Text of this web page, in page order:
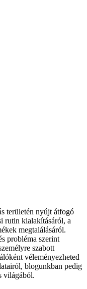
területén nyújt átfogó
rutin kialakításáról, a
megtalálásáról.
probléma szerint
szabott
véleményezheted
blogunkban pedig
világából.